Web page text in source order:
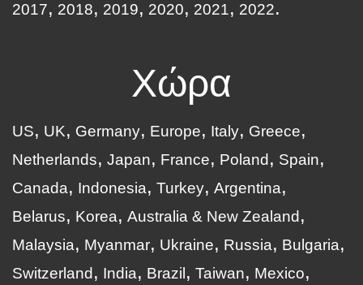
2017
2018 2019 2020 2021 2022
Χώρα
US UK Germany Europe Italy
Greece
Netherlands
Japan France Poland
Spain
Canada
Indonesia Turkey Argentina
Belarus
Korea
Australia & New Zealand
Malaysia
Myanmar Ukraine Russia
Bulgaria
Switzerland
India Brazil Taiwan Mexico